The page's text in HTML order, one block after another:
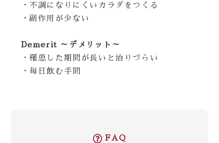
・不調になりにくいカラダをつくる
・副作用が少ない
Demerit ～デメリット～
・罹患した期間が長いと治りづらい
・毎日飲む手間
FAQ